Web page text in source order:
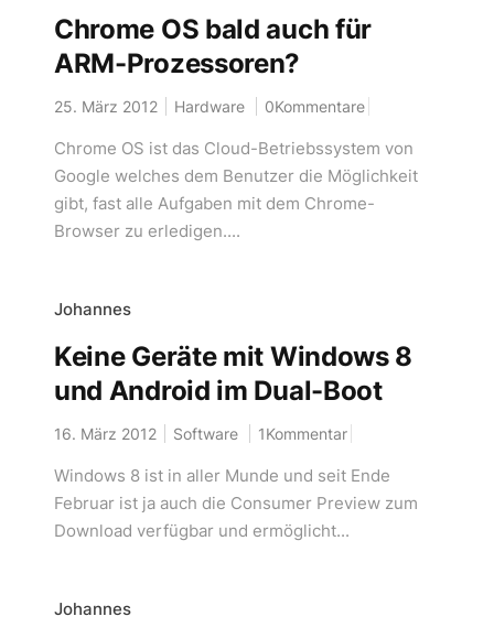
Chrome OS bald auch für
ARM-Prozessoren?
25. März 2012 Hardware 0Kommentare
Chrome OS ist das Cloud-Betriebssystem von
Google welches dem Benutzer die Möglichkeit
gibt, fast alle Aufgaben mit dem Chrome-
Browser zu erledigen....
Johannes
Keine Geräte mit Windows 8
und Android im Dual-Boot
16. März 2012 Software 1Kommentar
Windows 8 ist in aller Munde und seit Ende
Februar ist ja auch die Consumer Preview zum
Download verfügbar und ermöglicht...
Johannes